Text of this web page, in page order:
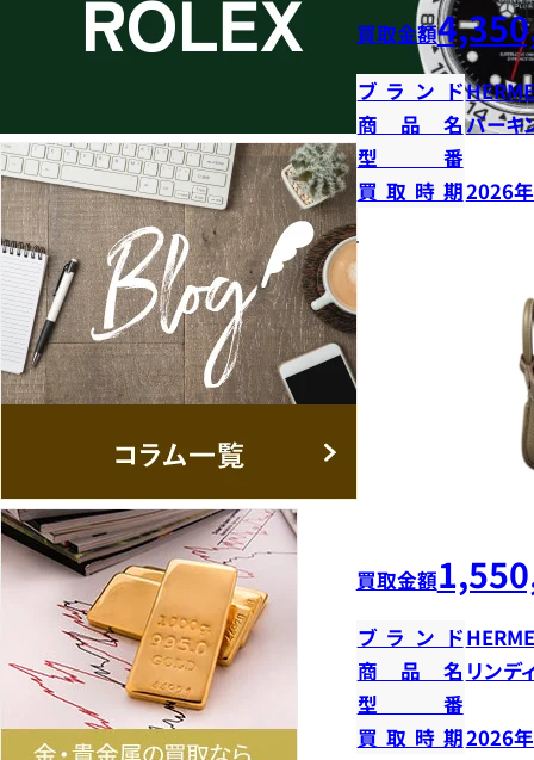
買取金額
ブランド
商品名バーキ
型番
買取時期2026
買取金額
ブランド
商品名 リンデ
型番
買取時期2026